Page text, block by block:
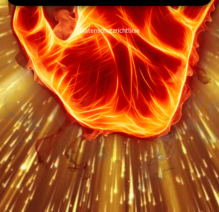
Datenschutzrichtlinie